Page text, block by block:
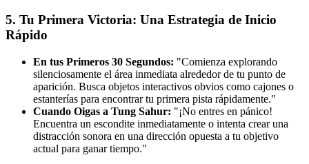
5. Tu Primera Victoria: Una Estrategia de Inicio
Rápido
En tus Primeros 30 Segundos: "Comienza explorando
silenciosamente el área inmediata alrededor de tu punto de
aparición. Busca objetos interactivos obvios como cajones o
estanterías para encontrar tu primera pista rápidamente."
Cuando Oigas a Tung Sahur: "¡No entres en pánico!
Encuentra un escondite inmediatamente o intenta crear una
distracción sonora en una dirección opuesta a tu objetivo
actual para ganar tiempo."